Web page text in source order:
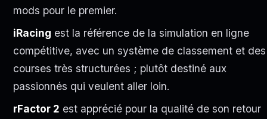
mods pour le premier.
iRacing est la référence de la simulation en ligne
compétitive, avec un système de classement et des
courses très structurées ; plutôt destiné aux
passionnés qui veulent aller loin.
rFactor 2 est apprécié pour la qualité de son retour